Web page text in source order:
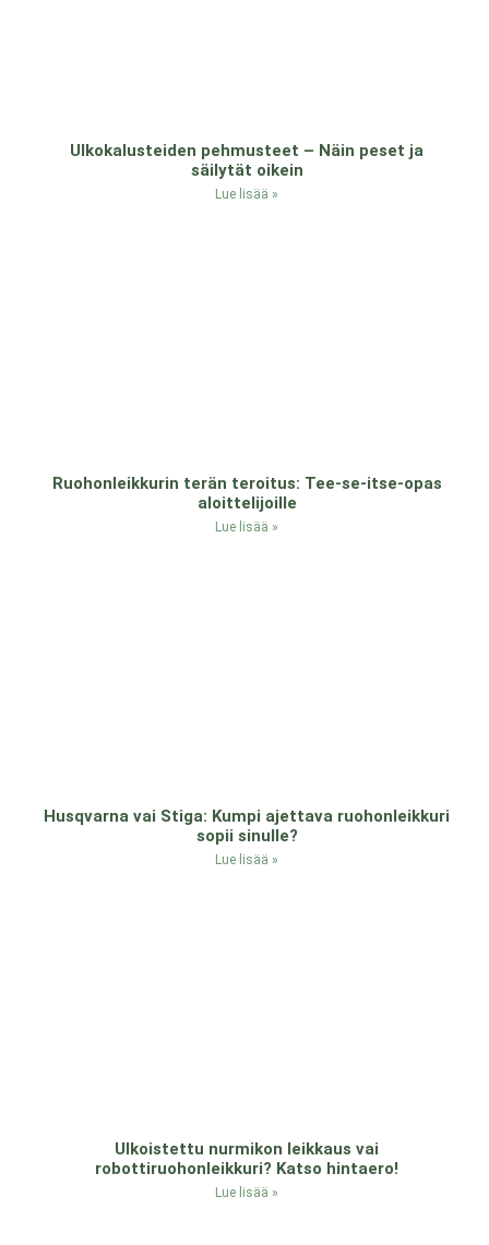
Ulkokalusteiden pehmusteet – Näin peset ja
säilytät oikein
Lue lisää »
Ruohonleikkurin terän teroitus: Tee-se-itse-opas
aloittelijoille
Lue lisää »
Husqvarna vai Stiga: Kumpi ajettava ruohonleikkuri
sopii sinulle?
Lue lisää »
Ulkoistettu nurmikon leikkaus vai
robottiruohonleikkuri? Katso hintaero!
Lue lisää »